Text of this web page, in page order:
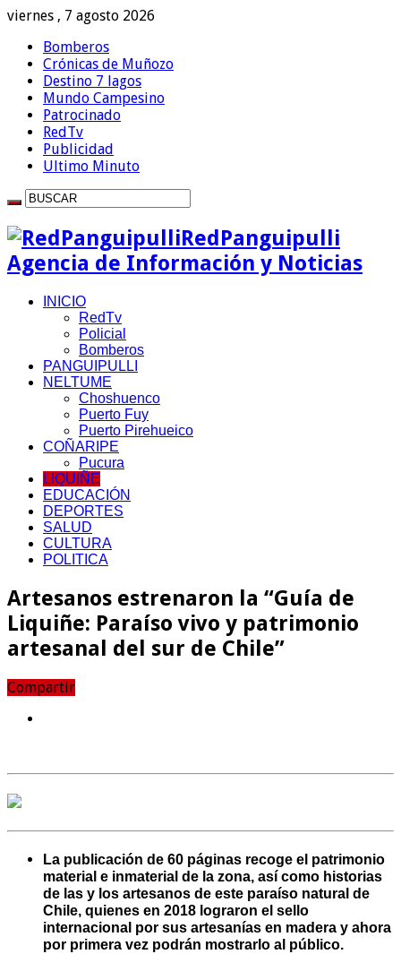
viernes , 7 agosto 2026
Bomberos
Crónicas de Muñozo
Destino 7 lagos
Mundo Campesino
Patrocinado
RedTv
Publicidad
Ultimo Minuto
RedPanguipulli
Agencia de Información y Noticias
INICIO
RedTv
Policial
Bomberos
PANGUIPULLI
NELTUME
Choshuenco
Puerto Fuy
Puerto Pirehueico
COÑARIPE
Pucura
LIQUIÑE
EDUCACIÓN
DEPORTES
SALUD
CULTURA
POLITICA
Artesanos estrenaron la “Guía de
Liquiñe: Paraíso vivo y patrimonio
artesanal del sur de Chile”
Compartir
La publicación de 60 páginas recoge el patrimonio
material e inmaterial de la zona, así como historias
de las y los artesanos de este paraíso natural de
Chile, quienes en 2018 lograron el sello
internacional por sus artesanías en madera y ahora
por primera vez podrán mostrarlo al público.